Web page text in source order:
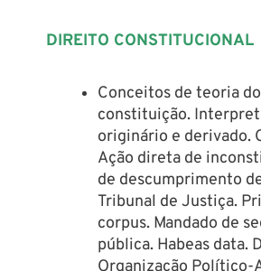
DIREITO CONSTITUCIONAL
Conceitos de teoria
constituição.
originário e derivado.
Ação direta de
de descumprimento
Tribunal de Justiça.
corpus. Mandado de
pública. Habeas data.
Organização Político-